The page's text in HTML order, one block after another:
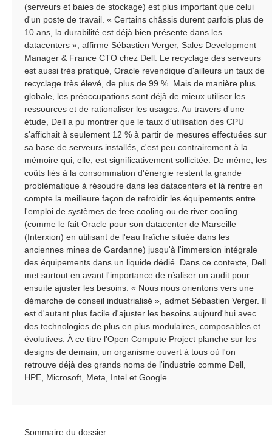
(serveurs et baies de stockage) est plus important que celui
d'un poste de travail. « Certains châssis durent parfois plus de
10 ans, la durabilité est déjà bien présente dans les
datacenters », affirme Sébastien Verger, Sales Development
Manager & France CTO chez Dell. Le recyclage des serveurs
est aussi très pratiqué, Oracle revendique d'ailleurs un taux de
recyclage très élevé, de plus de 99 %. Mais de manière plus
globale, les préoccupations sont déjà de mieux utiliser les
ressources et de rationaliser les usages. Au travers d'une
étude, Dell a pu montrer que le taux d'utilisation des CPU
s'affichait à seulement 12 % à partir de mesures effectuées sur
sa base de serveurs installés, c'est peu contrairement à la
mémoire qui, elle, est significativement sollicitée. De même, les
coûts liés à la consommation d'énergie restent la grande
problématique à résoudre dans les datacenters et là rentre en
compte la meilleure façon de refroidir les équipements entre
l'emploi de systèmes de free cooling ou de river cooling
(comme le fait Oracle pour son datacenter de Marseille
(Interxion) en utilisant de l'eau fraîche située dans les
anciennes mines de Gardanne) jusqu'à l'immersion intégrale
des équipements dans un liquide dédié. Dans ce contexte, Dell
met surtout en avant l'importance de réaliser un audit pour
ensuite ajuster les besoins. « Nous nous orientons vers une
démarche de conseil industrialisé », admet Sébastien Verger. Il
est d'autant plus facile d'ajuster les besoins aujourd'hui avec
des technologies de plus en plus modulaires, composables et
évolutives. À ce titre l'Open Compute Project planche sur les
designs de demain, un organisme ouvert à tous où l'on
retrouve déjà des grands noms de l'industrie comme Dell,
HPE, Microsoft, Meta, Intel et Google.
Sommaire du dossier :